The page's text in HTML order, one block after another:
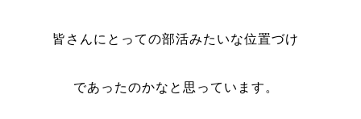
皆さんにとっての部活みたいな位置づけ
であったのかなと思っています。